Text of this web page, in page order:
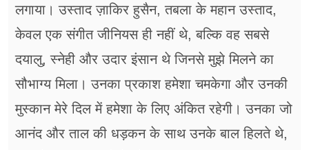
लगाया। उस्ताद ज़ाकिर हुसैन, तबला के महान उस्ताद,
केवल एक संगीत जीनियस ही नहीं थे, बल्कि वह सबसे
दयालु, स्नेही और उदार इंसान थे जिनसे मुझे मिलने का
सौभाग्य मिला। उनका प्रकाश हमेशा चमकेगा और उनकी
मुस्कान मेरे दिल में हमेशा के लिए अंकित रहेगी। उनका जो
आनंद और ताल की धड़कन के साथ उनके बाल हिलते थे,